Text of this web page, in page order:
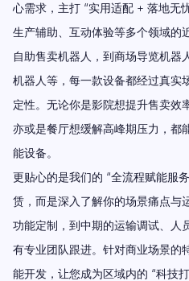
心需求，主打 “实用适配 + 落地无
生产辅助、互动体验等多个领域的
自助售卖机器人，到商场导览机器
机器人等，每一款设备都经过真实
定性。无论你是影院想提升售卖效
亦或是餐厅想缓解高峰期压力，都
能设备。
更贴心的是我们的 “全流程赋能服
赁，而是深入了解你的场景痛点与
功能定制，到中期的运输调试、人
有专业团队跟进。针对商业场景的
能开发，让您成为区域内的 “科技打